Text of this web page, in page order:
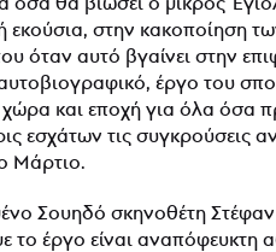
εκούσια, στην κακοποίηση
όταν αυτό βγαίνει στην
έργο του
χώρα και εποχή για όλα όσα
εσχάτων τις συγκρούσεις
Μάρτιο.
Σουηδό σκηνοθέτη
έργο είναι αναπόφευκτη